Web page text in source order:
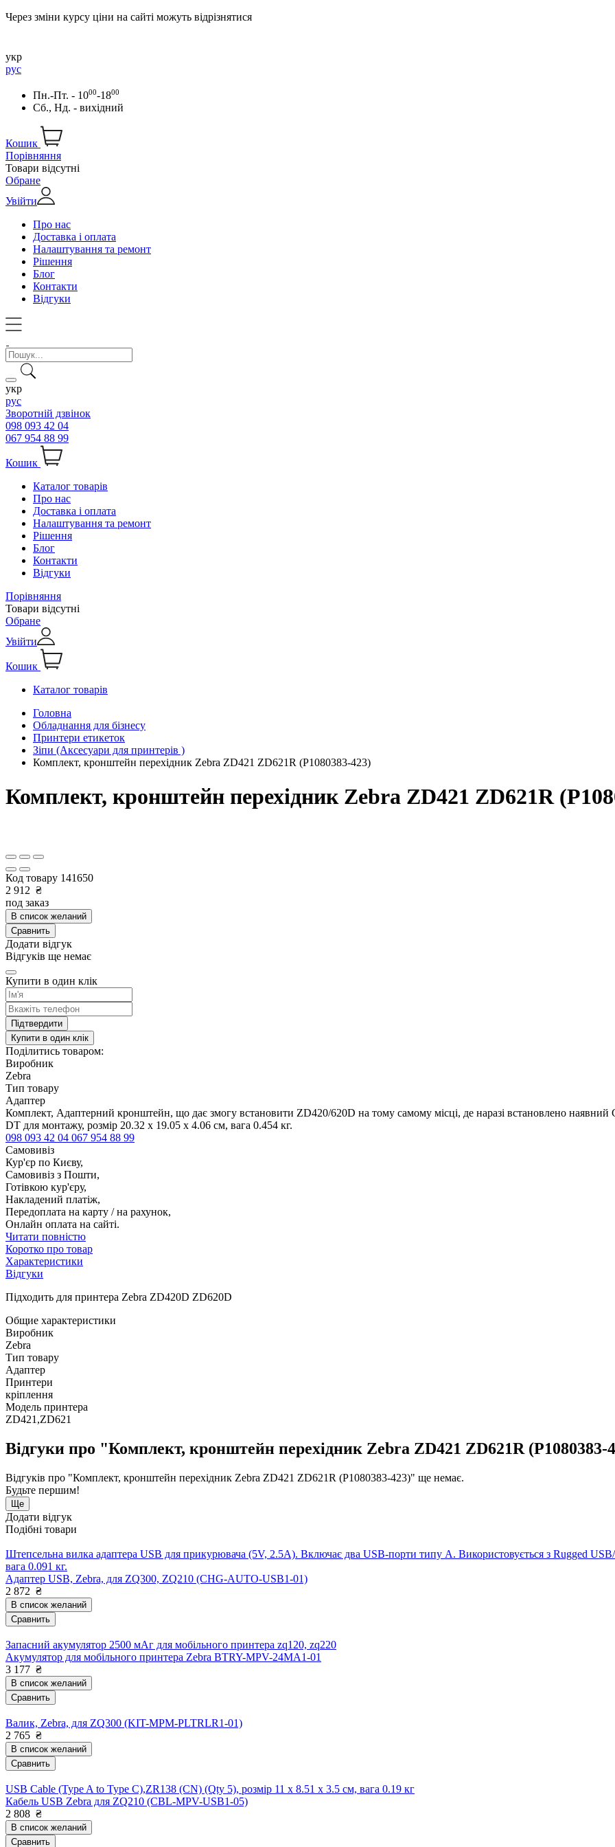
Через зміни курсу ціни на сайті можуть відрізнятися
укр
рус
Пн.-Пт. - 1000-1800
Сб., Нд. - вихідний
Кошик
Порівняння
Товари відсутні
Обране
Увійти
Про нас
Доставка і оплата
Налаштування та ремонт
Рішення
Блог
Контакти
Відгуки
укр
рус
Зворотній дзвінок
098 093 42 04
067 954 88 99
Кошик
Каталог товарів
Про нас
Доставка і оплата
Налаштування та ремонт
Рішення
Блог
Контакти
Відгуки
Порівняння
Товари відсутні
Обране
Увійти
Кошик
Каталог товарів
Головна
Обладнання для бізнесу
Принтери етикеток
Зіпи (Аксесуари для принтерів )
Комплект, кронштейн перехідник Zebra ZD421 ZD621R (P1080383-423)
Комплект, кронштейн перехідник Zebra ZD421 ZD621R
Код товару 141650
2 912 ₴
под заказ
В список желаний
Сравнить
Додати відгук
Відгуків ще немає
Купити в один клік
Підтвердити
Купити в один клік
Поділитись товаром:
Виробник
Zebra
Тип товару
Адаптер
Комплект, Адаптерний кронштейн, що дає змогу встановити ZD420/620D на тому самому місці, де наразі встановлено
DT для монтажу, розмір 20.32 x 19.05 x 4.06 см, вага 0.454 кг.
098 093 42 04 067 954 88 99
Самовивіз
Кур'єр по Києву,
Самовивіз з Пошти,
Готівкою кур'єру,
Накладений платіж,
Передоплата на карту / на рахунок,
Онлайн оплата на сайті.
Читати повністю
Коротко про товар
Характеристики
Відгуки
Підходить для принтера Zebra ZD420D ZD620D
Общие характеристики
Виробник
Zebra
Тип товару
Адаптер
Принтери
кріплення
Модель принтера
ZD421,ZD621
Відгуки про "Комплект, кронштейн перехідник Zebra ZD421 ZD621R (P1080383-
Відгуків про "Комплект, кронштейн перехідник Zebra ZD421 ZD621R (P1080383-423)" ще немає.
Будьте першим!
Ще
Додати відгук
Подібні товари
Штепсельна вилка адаптера USB для прикурювача (5V, 2.5A). Включає два USB-порти типу A. Використовується з Rugged
вага 0.091 кг.
Адаптер USB, Zebra, для ZQ300, ZQ210 (CHG-AUTO-USB1-01)
2 872 ₴
В список желаний
Сравнить
Запасний акумулятор 2500 мАг для мобільного принтера zq120, zq220
Акумулятор для мобільного принтера Zebra BTRY-MPV-24MA1-01
3 177 ₴
В список желаний
Сравнить
Валик, Zebra, для ZQ300 (KIT-MPM-PLTRLR1-01)
2 765 ₴
В список желаний
Сравнить
USB Cable (Type A to Type C),ZR138 (CN) (Qty 5), розмір 11 x 8.51 x 3.5 см, вага 0.19 кг
Кабель USB Zebra для ZQ210 (CBL-MPV-USB1-05)
2 808 ₴
В список желаний
Сравнить